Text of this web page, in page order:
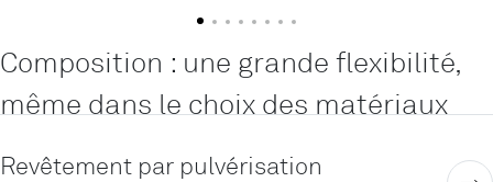
Composition : une grande flexibilité,
même dans le choix des matériaux
Revêtement par pulvérisation